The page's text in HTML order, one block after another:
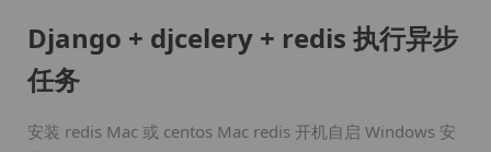
Django + djcelery + redis 执行异步
任务
安装 redis Mac 或 centos Mac redis 开机自启 Windows 安